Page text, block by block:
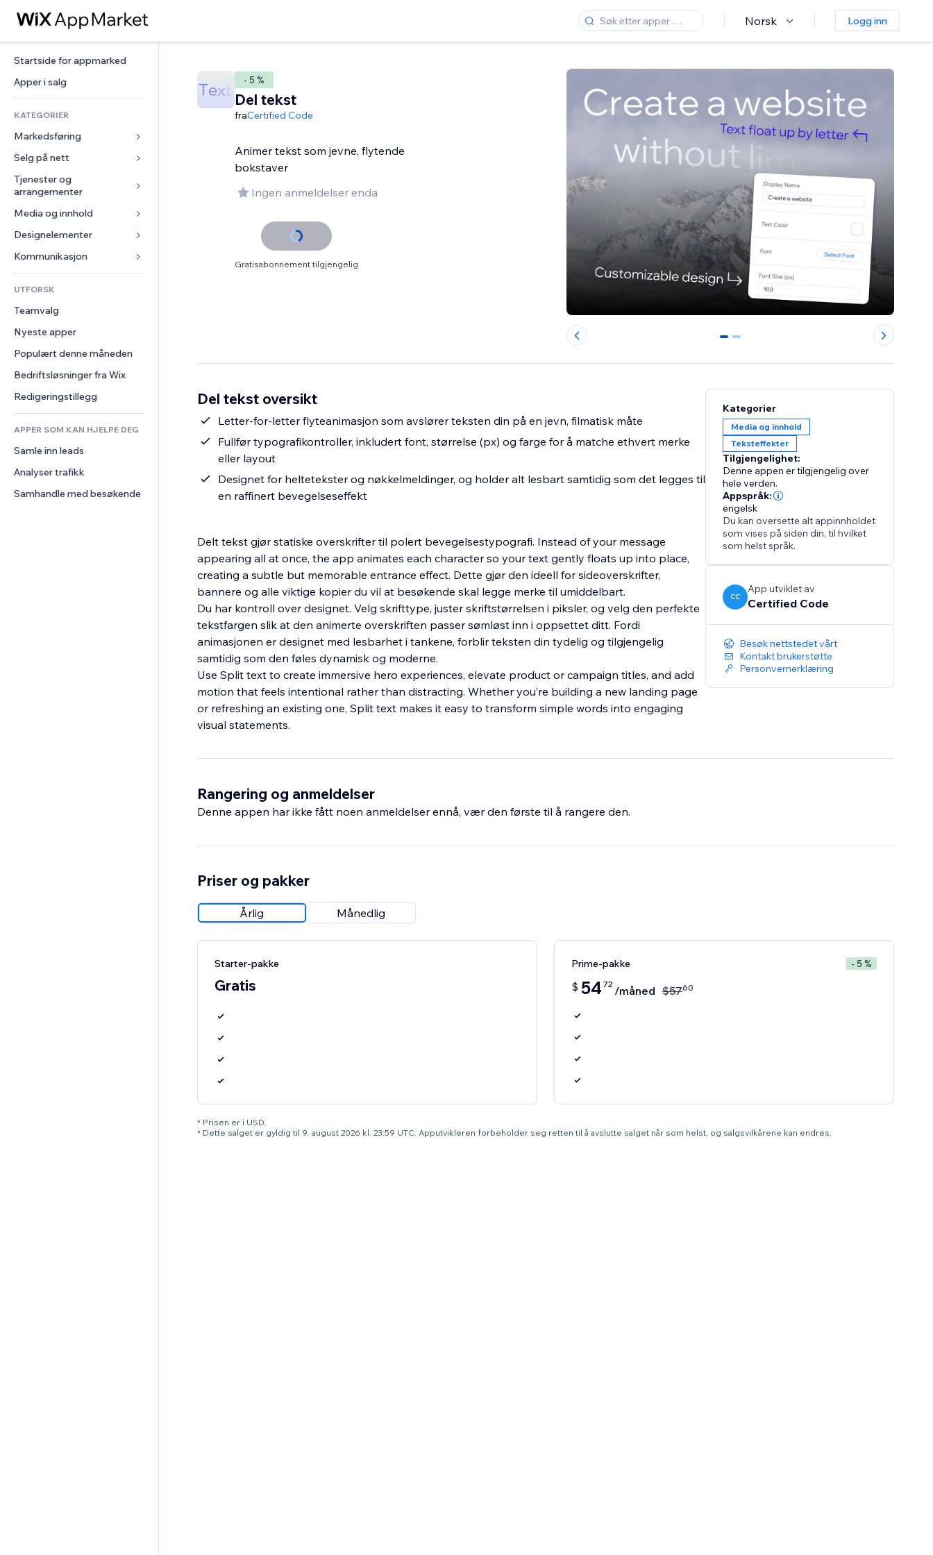
Norsk Logg inn
Startside for appmarked
Apper i salg
KATEGORIER
Markedsføring
Annonser
Mobil
Analyser
Sosiale medier
SEO
Engasjement
Nettstedsoppføringer
E-post
Konvertering
Selg på nett
Apper for butikker
Frakt og levering
Selg-knapper
Nettkurs
On-demand-utskrift
Regnskap
Kuponger og fordelsprogram
Lagerløsninger
Dropshipping
Priser og abonnement
Folkefinansiering
Mat og drikke
Tjenester og
arrangementer
Hoteller
Arrangementer
Restauranter
Eiendom
Bookinger
Media og innhold
Galleri
Musikk
Podkaster
Fotografi
Video
PDF
Fildeling
Nyheter
Designelementer
Kart og navigasjon
Personvern og sikkerhet
Klokke
Sidemaler
Bildeeffekter
Knapper og menyer
Bannere og merker
Kalkulatorer
Søk
Vær
Diagrammer og tabeller
Skjemaer
Avstemninger
Chat
Kommentarer
Telefon
Samfunn
Anmeldelser og
UTFORSK
Teamvalg
Nyeste apper
Populært denne måneden
Bedriftsløsninger fra Wix
Redigeringstillegg
APPER SOM KAN HJELPE DEG
Samle inn leads
Analyser trafikk
Samhandle med besøkende
- 5 %
Del tekst
fraCertified Code
Animer tekst som jevne, flytende
bokstaver
Ingen anmeldelser enda
Gratisabonnement tilgjengelig
0 1
Del tekst oversikt
Letter-for-letter flyteanimasjon som avslører teksten din på en jevn, filmatisk måte
Fullfør typografikontroller, inkludert font, størrelse (px) og farge for å matche ethvert merke
eller layout
Designet for heltetekster og nøkkelmeldinger, og holder alt lesbart samtidig som det legges til
en raffinert bevegelseseffekt
Delt tekst gjør statiske overskrifter til polert bevegelsestypografi. Instead of your message
appearing all at once, the app animates each character so your text gently floats up into place,
creating a subtle but memorable entrance effect. Dette gjør den ideell for sideoverskrifter,
bannere og alle viktige kopier du vil at besøkende skal legge merke til umiddelbart.
Du har kontroll over designet. Velg skrifttype, juster skriftstørrelsen i piksler, og velg den perfekte
tekstfargen slik at den animerte overskriften passer sømløst inn i oppsettet ditt. Fordi
animasjonen er designet med lesbarhet i tankene, forblir teksten din tydelig og tilgjengelig
samtidig som den føles dynamisk og moderne.
Use Split text to create immersive hero experiences, elevate product or campaign titles, and add
motion that feels intentional rather than distracting. Whether you’re building a new landing page
or refreshing an existing one, Split text makes it easy to transform simple words into engaging
visual statements.
Kategorier
Media og innhold
Teksteffekter
Tilgjengelighet:
Denne appen er tilgjengelig over
hele verden.
Appspråk:
engelsk
Du kan oversette alt appinnholdet
som vises på siden din, til hvilket
som helst språk.
CC
App utviklet av
Certified Code
Besøk nettstedet vårt
Kontakt brukerstøtte
Personvernerklæring
Rangering og anmeldelser
Denne appen har ikke fått noen anmeldelser ennå, vær den første til å rangere den.
Priser og pakker
Årlig Månedlig
Starter-pakke
Gratis
Prime-pakke - 5 %
$ 54 72 /måned $5760
* Prisen er i USD.
* Dette salget er gyldig til 9. august 2026 kl. 23:59 UTC. Apputvikleren forbeholder seg retten til å avslutte salget når som helst, og salgsvilkårene kan endres.